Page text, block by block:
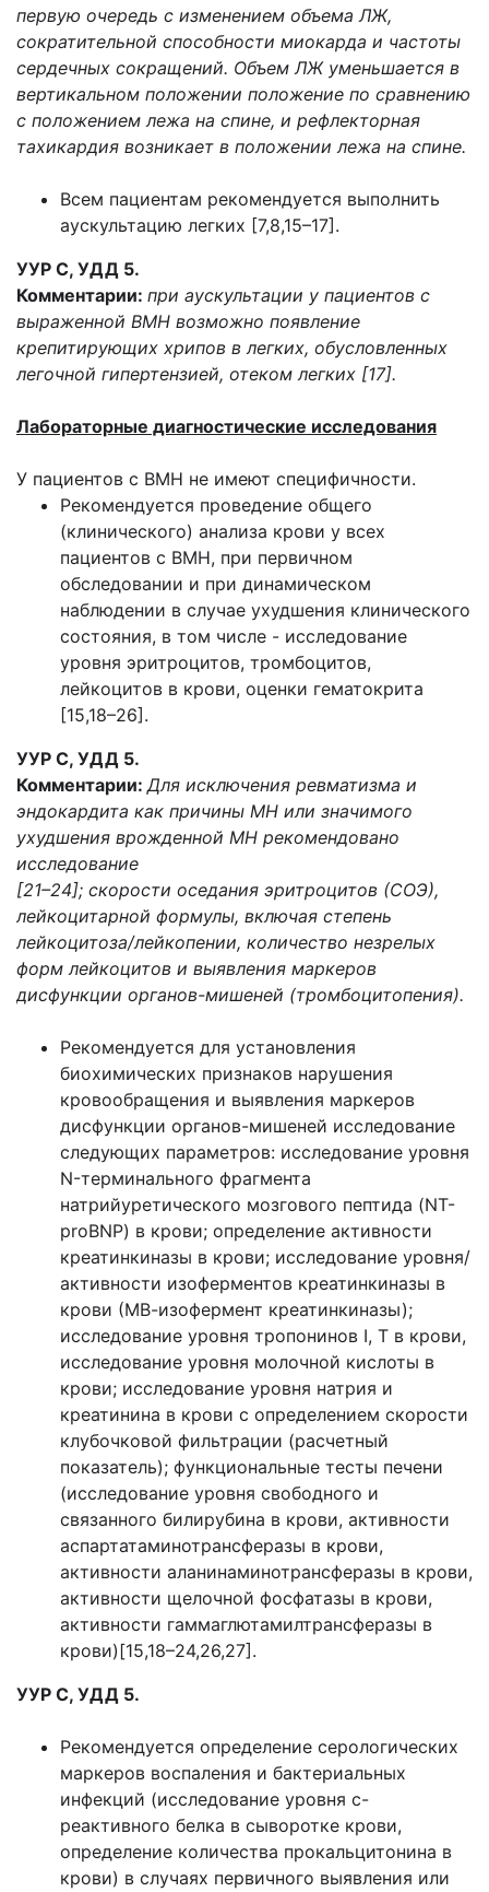
первую очередь с изменением объема ЛЖ,
сократительной способности миокарда и частоты
сердечных сокращений. Объем ЛЖ уменьшается в
вертикальном положении положение по сравнению
с положением лежа на спине, и рефлекторная
тахикардия возникает в положении лежа на спине.
Всем пациентам рекомендуется выполнить
аускультацию легких [7,8,15–17].
УУР С, УДД 5.
Комментарии: при аускультации у пациентов с
выраженной ВМН возможно появление
крепитирующих хрипов в легких, обусловленных
легочной гипертензией, отеком легких [17].
Лабораторные диагностические исследования
У пациентов с ВМН не имеют специфичности.
Рекомендуется проведение общего
(клинического) анализа крови у всех
пациентов с ВМН, при первичном
обследовании и при динамическом
наблюдении в случае ухудшения клинического
состояния, в том числе - исследование
уровня эритроцитов, тромбоцитов,
лейкоцитов в крови, оценки гематокрита
[15,18–26].
УУР С, УДД 5.
Комментарии: Для исключения ревматизма и
эндокардита как причины МН или значимого
ухудшения врожденной МН рекомендовано
исследование
[21–24]; скорости оседания эритроцитов (СОЭ),
лейкоцитарной формулы, включая степень
лейкоцитоза/лейкопении, количество незрелых
форм лейкоцитов и выявления маркеров
дисфункции органов-мишеней (тромбоцитопения).
Рекомендуется для установления
биохимических признаков нарушения
кровообращения и выявления маркеров
дисфункции органов-мишеней исследование
следующих параметров: исследование уровня
N-терминального фрагмента
натрийуретического мозгового пептида (NT-
proBNP) в крови; определение активности
креатинкиназы в крови; исследование уровня/
активности изоферментов креатинкиназы в
крови (МВ-изофермент креатинкиназы);
исследование уровня тропонинов I, T в крови,
исследование уровня молочной кислоты в
крови; исследование уровня натрия и
креатинина в крови с определением скорости
клубочковой фильтрации (расчетный
показатель); функциональные тесты печени
(исследование уровня свободного и
связанного билирубина в крови, активности
аспартатаминотрансферазы в крови,
активности аланинаминотрансферазы в крови,
активности щелочной фосфатазы в крови,
активности гаммаглютамилтрансферазы в
крови)[15,18–24,26,27].
УУР С, УДД 5.
Рекомендуется определение серологических
маркеров воспаления и бактериальных
инфекций (исследование уровня с-
реактивного белка в сыворотке крови,
определение количества прокальцитонина в
крови) в случаях первичного выявления или